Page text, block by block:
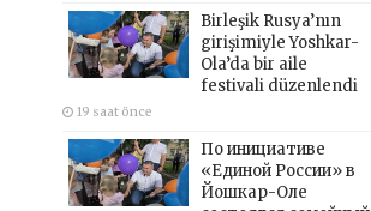
Birleşik Rusya’nın
girişimiyle Yoshkar-
Ola’da bir aile
festivali düzenlendi
19 saat önce
По инициативе
«Единой России» в
Йошкар-Оле